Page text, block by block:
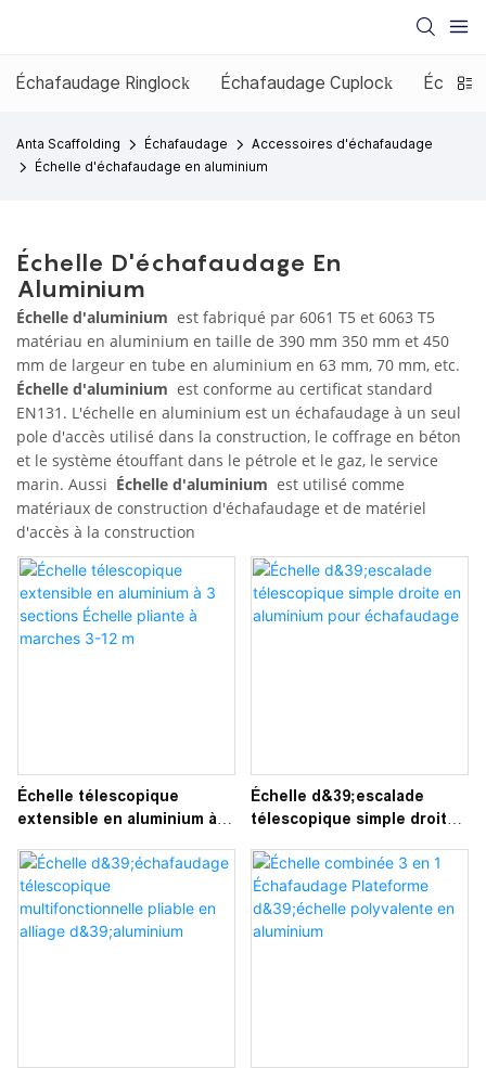
Échafaudage Ringlock Échafaudage Cuplock
Anta Scaffolding Échafaudage
Accessoires d'échafaudage
Échelle d'échafaudage en aluminium
Échelle D'échafaudage En
Aluminium
Échelle d'aluminium est fabriqué par 6061 T5 et 6063 T5
matériau en aluminium en taille de 390 mm 350 mm et 450
mm de largeur en tube en aluminium en 63 mm, 70 mm, etc.
Échelle d'aluminium est conforme au certificat standard
EN131. L'échelle en aluminium est un échafaudage à un seul
pole d'accès utilisé dans la construction, le coffrage en béton
et le système étouffant dans le pétrole et le gaz, le service
marin. Aussi Échelle d'aluminium est utilisé comme
matériaux de construction d'échafaudage et de matériel
d'accès à la construction
Échelle télescopique
extensible en aluminium à 3
marches 3-12 m
Échelle d&39;escalade
télescopique simple droite
échafaudage